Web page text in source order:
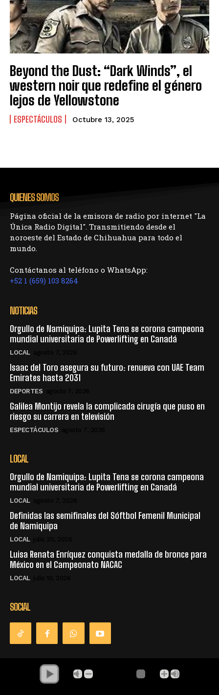
Beyond the Dust: “Dark Winds”, el
western noir que redefine el género
lejos de Yellowstone
ESPECTÁCULOS Octubre 13, 2025
QUIENES SOMOS
Página oficial de la emisora de radio por internet "La
Única Radio Digital". Transmitiendo desde el
noroeste del Estado de Chihuahua para todo el
mundo.
Contáctanos al teléfono o WhatsApp:
+52 1 (659) 103 8264
NOTICIAS
Orgullo de Namiquipa: Lupita Tena se corona campeona
mundial universitaria de Powerlifting en Canadá
LOCAL
Isaac del Toro asegura su futuro: renueva con UAE Team
Emirates hasta 2031
DEPORTES
Galilea Montijo revela la complicada cirugía que puso en
riesgo su carrera en televisión
ESPECTÁCULOS
LOCAL
Orgullo de Namiquipa: Lupita Tena se corona campeona
mundial universitaria de Powerlifting en Canadá
LOCAL
Definidas las semifinales del Sóftbol Femenil Municipal
de Namiquipa
LOCAL
Luisa Renata Enríquez conquista medalla de bronce para
México en el Campeonato NACAC
LOCAL
SOCIAL
© Derechos Reservados - La Única Radio - Namiquipa Chihuahua,